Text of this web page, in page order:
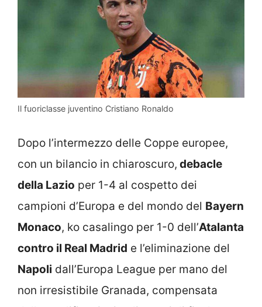
Il fuoriclasse juventino Cristiano Ronaldo
Dopo l’intermezzo delle Coppe europee,
con un bilancio in chiaroscuro, debacle
della Lazio per 1-4 al cospetto dei
campioni d’Europa e del mondo del Bayern
Monaco, ko casalingo per 1-0 dell’Atalanta
contro il Real Madrid e l’eliminazione del
Napoli dall’Europa League per mano del
non irresistibile Granada, compensata